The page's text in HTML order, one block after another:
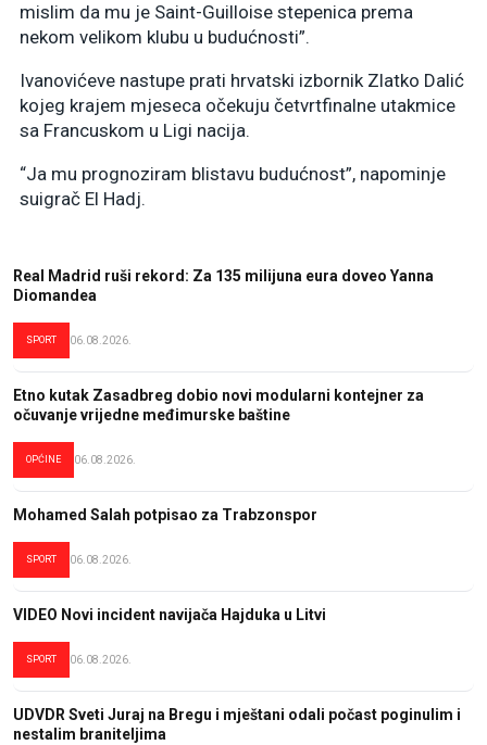
mislim da mu je Saint-Guilloise stepenica prema
nekom velikom klubu u budućnosti”.
Ivanovićeve nastupe prati hrvatski izbornik Zlatko Dalić
kojeg krajem mjeseca očekuju četvrtfinalne utakmice
sa Francuskom u Ligi nacija.
“Ja mu prognoziram blistavu budućnost”, napominje
suigrač El Hadj.
Real Madrid ruši rekord: Za 135 milijuna eura doveo Yanna
Diomandea
SPORT 06.08.2026.
Etno kutak Zasadbreg dobio novi modularni kontejner za
očuvanje vrijedne međimurske baštine
OPĆINE 06.08.2026.
Mohamed Salah potpisao za Trabzonspor
SPORT 06.08.2026.
VIDEO Novi incident navijača Hajduka u Litvi
SPORT 06.08.2026.
UDVDR Sveti Juraj na Bregu i mještani odali počast poginulim i
nestalim braniteljima